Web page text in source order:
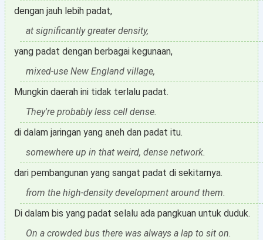
dengan jauh lebih padat,
at significantly greater density,
yang padat dengan berbagai kegunaan,
mixed-use New England village,
Mungkin daerah ini tidak terlalu padat.
They're probably less cell dense.
di dalam jaringan yang aneh dan padat itu.
somewhere up in that weird, dense network.
dari pembangunan yang sangat padat di sekitarnya.
from the high-density development around them.
Di dalam bis yang padat selalu ada pangkuan untuk duduk.
On a crowded bus there was always a lap to sit on.